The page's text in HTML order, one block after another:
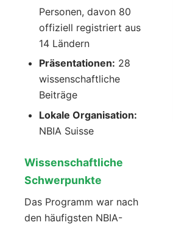
Personen, davon 80
offiziell registriert aus
14 Ländern
Präsentationen: 28
wissenschaftliche
Beiträge
Lokale Organisation:
NBIA Suisse
Wissenschaftliche
Schwerpunkte
Das Programm war nach
den häufigsten NBIA-